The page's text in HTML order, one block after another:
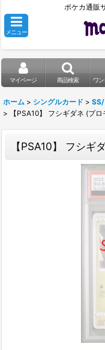
ポケカ通販
メニュー
マイページ 商品検索 ワ
ホーム > シングルカード >
>
【PSA10】 フシギダネ (プ
【PSA10】 フシ